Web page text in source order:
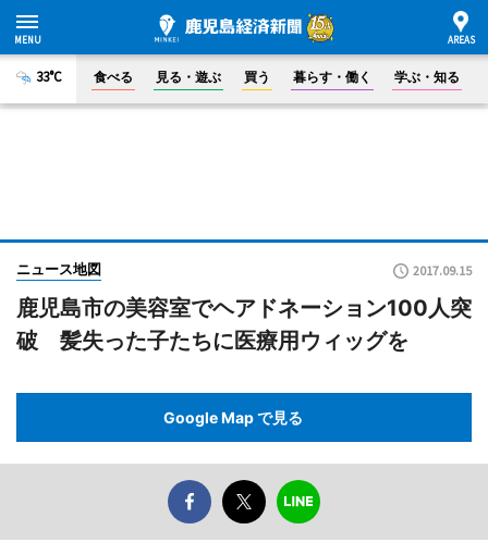
33°C 食べる 見る・遊ぶ 買う 暮らす・働く 学ぶ・知る
ニュース地図 2017.09.15
鹿児島市の美容室でヘアドネーション100人突
破 髪失った子たちに医療用ウィッグを
Google Map で見る